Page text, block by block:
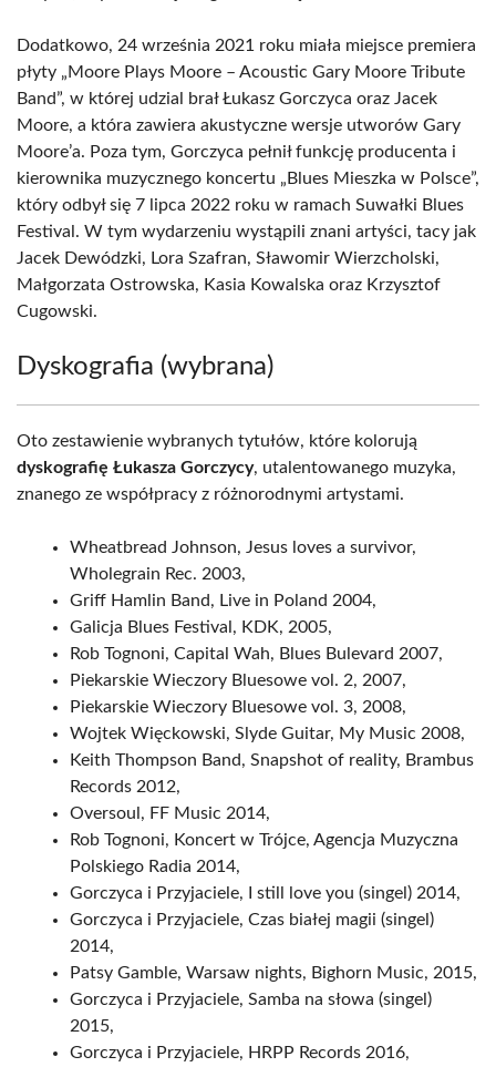
Dodatkowo, 24 września 2021 roku miała miejsce premiera
płyty „Moore Plays Moore – Acoustic Gary Moore Tribute
Band”, w której udzial brał Łukasz Gorczyca oraz Jacek
Moore, a która zawiera akustyczne wersje utworów Gary
Moore’a. Poza tym, Gorczyca pełnił funkcję producenta i
kierownika muzycznego koncertu „Blues Mieszka w Polsce”,
który odbył się 7 lipca 2022 roku w ramach Suwałki Blues
Festival. W tym wydarzeniu wystąpili znani artyści, tacy jak
Jacek Dewódzki, Lora Szafran, Sławomir Wierzcholski,
Małgorzata Ostrowska, Kasia Kowalska oraz Krzysztof
Cugowski.
Dyskografia (wybrana)
Oto zestawienie wybranych tytułów, które kolorują
dyskografię Łukasza Gorczycy, utalentowanego muzyka,
znanego ze współpracy z różnorodnymi artystami.
Wheatbread Johnson, Jesus loves a survivor,
Wholegrain Rec. 2003,
Griff Hamlin Band, Live in Poland 2004,
Galicja Blues Festival, KDK, 2005,
Rob Tognoni, Capital Wah, Blues Bulevard 2007,
Piekarskie Wieczory Bluesowe vol. 2, 2007,
Piekarskie Wieczory Bluesowe vol. 3, 2008,
Wojtek Więckowski, Slyde Guitar, My Music 2008,
Keith Thompson Band, Snapshot of reality, Brambus
Records 2012,
Oversoul, FF Music 2014,
Rob Tognoni, Koncert w Trójce, Agencja Muzyczna
Polskiego Radia 2014,
Gorczyca i Przyjaciele, I still love you (singel) 2014,
Gorczyca i Przyjaciele, Czas białej magii (singel)
2014,
Patsy Gamble, Warsaw nights, Bighorn Music, 2015,
Gorczyca i Przyjaciele, Samba na słowa (singel)
2015,
Gorczyca i Przyjaciele, HRPP Records 2016,